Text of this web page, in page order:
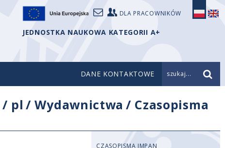
DLA PRACOWNIKÓW
JEDNOSTKA NAUKOWA KATEGORII A+
DANE KONTAKTOWE szukaj...
/ pl /Wydawnictwa / Czasopisma
CZASOPISMA IMPAN